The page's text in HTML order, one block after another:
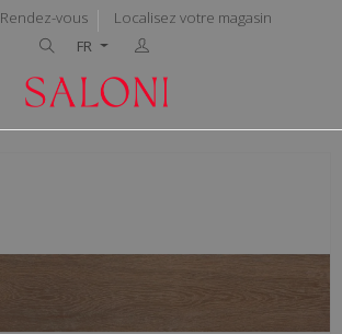
Rendez-vous
Localisez votre magasin
FR